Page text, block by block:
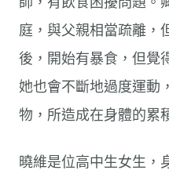
庭，與父親相當疏離，
後，開始有暴食，但覺
她也會不斷地過度運動
物，所造成在身體的累
曉維是位高中生女生，